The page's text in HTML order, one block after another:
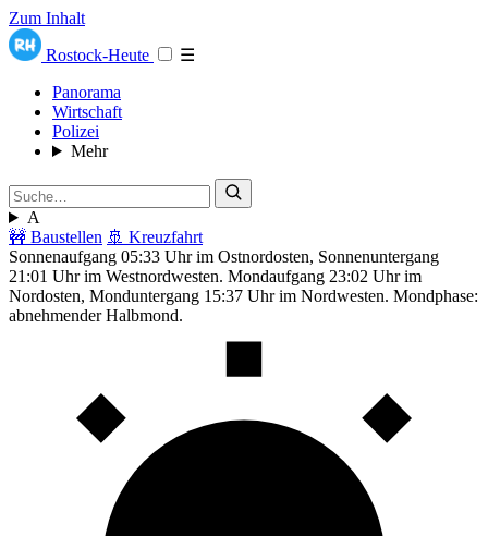
Zum Inhalt
Rostock-Heute
☰
Panorama
Wirtschaft
Polizei
Mehr
A
🚧 Baustellen 🚢 Kreuzfahrt
Sonnenaufgang 05:33 Uhr im Ostnordosten, Sonnenuntergang
21:01 Uhr im Westnordwesten. Mondaufgang 23:02 Uhr im
Nordosten, Monduntergang 15:37 Uhr im Nordwesten. Mondphase:
abnehmender Halbmond.